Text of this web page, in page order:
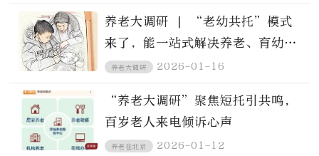
养老大调研 | “老幼共托”模式
来了，能一站式解决养老、育幼难
题吗？
养老大调研 2026-01-16
“养老大调研”聚焦短托引共鸣，
百岁老人来电倾诉心声
养老在北京 2026-01-12